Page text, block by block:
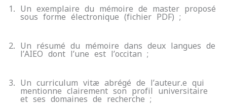
Un exemplaire du mémoire de master proposé
sous forme électronique (fichier PDF) ;
Un résumé du mémoire dans deux langues de
l’AIEO dont l’une est l’occitan ;
Un curriculum vitæ abrégé de l’auteur.e qui
mentionne clairement son profil universitaire
et ses domaines de recherche ;